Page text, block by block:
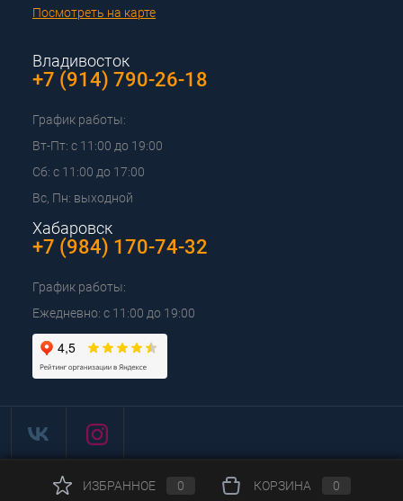
Посмотреть на карте
Владивосток
+7 (914) 790-26-18
График работы:
Вт-Пт: с 11:00 до 19:00
Сб: с 11:00 до 17:00
Вс, Пн: выходной
Хабаровск
+7 (984) 170-74-32
График работы:
Ежедневно: с 11:00 до 19:00
ИЗБРАННОЕ 0 КОРЗИНА 0